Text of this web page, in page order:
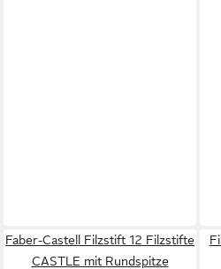
Faber-Castell Filzstift 12 Filzstifte
CASTLE mit Rundspitze